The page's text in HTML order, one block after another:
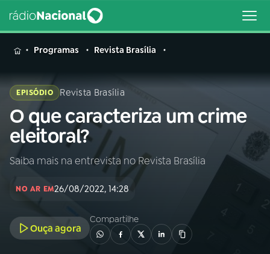
MENU
Buscar
na
Rádio
Nacional
Buscar
AO VIVO
01INÍCIO
Programas Revista Brasília
EPISÓDIO Revista Brasília
O que caracteriza um crime
eleitoral?
Saiba mais na entrevista no Revista Brasília
NO AR EM26/08/2022, 14:28
Ouça agora
Compartilhe